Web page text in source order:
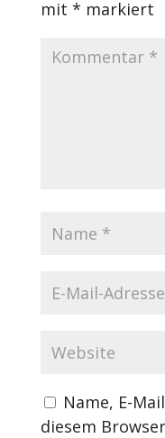
mit * markiert
Name, E-
diesem